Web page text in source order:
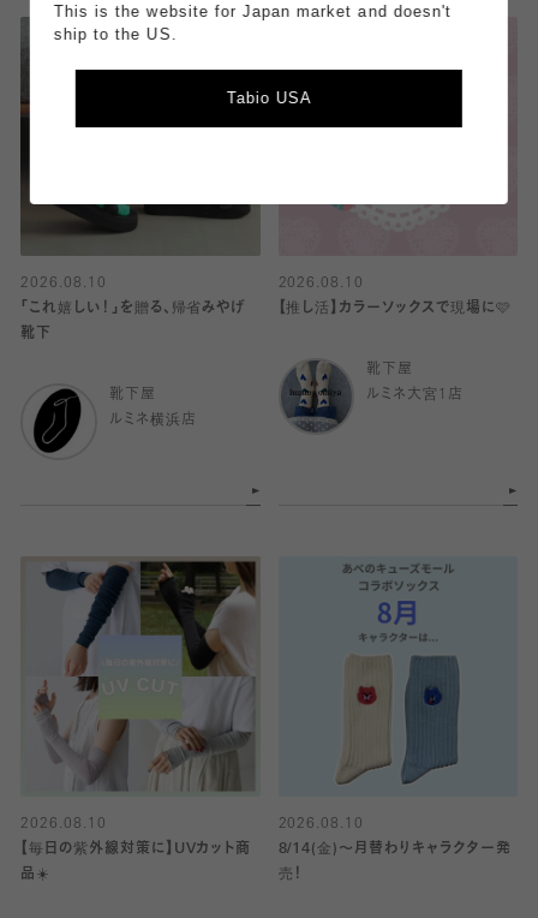
2026.08.10
「これ嬉しい！」を贈る、帰省みやげ
靴下
靴下屋
ルミネ横浜店
2026.08.10
【推し活】カラーソックスで現場に🩷
靴下屋
ルミネ大宮1店
2026.08.10
【毎日の紫外線対策に】UVカット商
品☀️
2026.08.10
8/14(金)〜月替わりキャラクター発
売！
This is the website for Japan market and doesn't
ship to the US.
Tabio USA